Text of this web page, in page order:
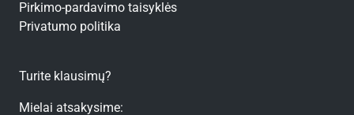
Pirkimo-pardavimo taisyklės
Privatumo politika
Turite klausimų?
Mielai atsakysime: